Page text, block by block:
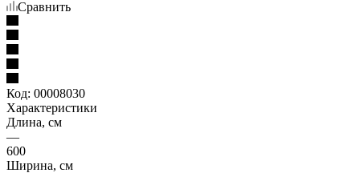
Сравнить
Код: 00008030
Характеристики
Длина, см
—
600
Ширина, см